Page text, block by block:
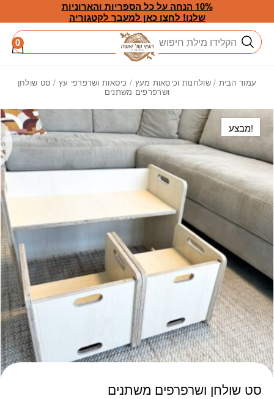
Skip to Content
10% הנחה על כל הספריות והארוניות
שלנו! לחצו כאן למעבר לקטגוריה
חיפוש 0
עמוד הבית /שולחנות וכיסאות מעץ / כיסאות ושרפרפי עץ / סט שולחן
ושרפרפים משתנים
סט שולחן ושרפרפים משתנים
כמות סט שולחן ושרפרפים משתנים
מבצע!